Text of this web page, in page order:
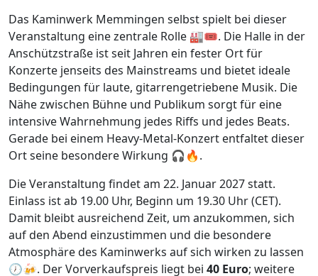
Das Kaminwerk Memmingen selbst spielt bei dieser
Veranstaltung eine zentrale Rolle 🏭🎟️. Die Halle in der
Anschützstraße ist seit Jahren ein fester Ort für
Konzerte jenseits des Mainstreams und bietet ideale
Bedingungen für laute, gitarrengetriebene Musik. Die
Nähe zwischen Bühne und Publikum sorgt für eine
intensive Wahrnehmung jedes Riffs und jedes Beats.
Gerade bei einem Heavy-Metal-Konzert entfaltet dieser
Ort seine besondere Wirkung 🎧🔥.
Die Veranstaltung findet am 22. Januar 2027 statt.
Einlass ist ab 19.00 Uhr, Beginn um 19.30 Uhr (CET).
Damit bleibt ausreichend Zeit, um anzukommen, sich
auf den Abend einzustimmen und die besondere
Atmosphäre des Kaminwerks auf sich wirken zu lassen
🕖🍻. Der Vorverkaufspreis liegt bei 40 Euro; weitere